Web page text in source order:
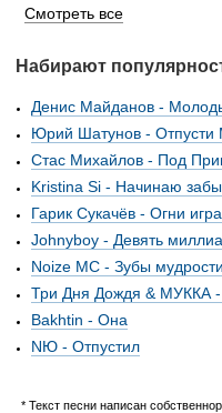
Смотреть все
Набирают
Денис Майданов -
Юрий Шатунов - Отпусти
Стас Михайлов - Под
Kristina Si - Начинаю
Гарик Сукачёв - Огни
Johnyboy - Девять
Noize MC - Зубы мудрости
Три Дня Дождя & МУККА -
Bakhtin - Она
NЮ - Отпустил
* Текст песни написан